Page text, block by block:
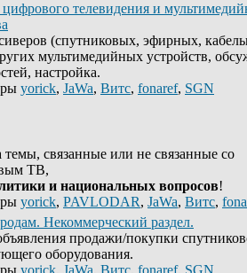
телевидения и
(спутниковых, эфирных,
мультимедийных устройств,
настройка.
yorick, JaWa, Витс, fonaref, SGN
темы, связанные или не связанные со
ТВ,
и национальных вопросов!
yorick, PAVLODAR, JaWa, Витс,
Некоммерческий раздел.
продажи/покупки
оборудования.
yorick, JaWa, Витс, fonaref, SGN